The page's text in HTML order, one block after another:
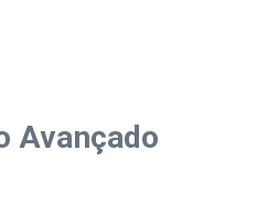
Avançado